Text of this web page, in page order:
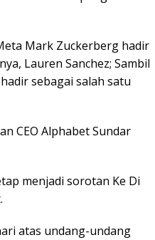
Mark Zuckerberg hadir
Lauren Sanchez; Sambil
sebagai salah satu
CEO Alphabet Sundar
menjadi sorotan Ke Di
atas undang-undang